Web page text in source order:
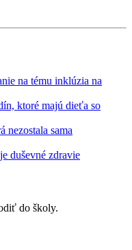
na tému inklúzia na
ktoré majú dieťa so
nezostala sama
duševné zdravie
do školy.